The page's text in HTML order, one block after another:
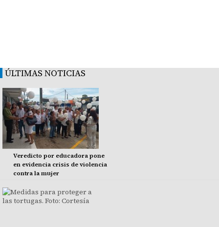
ÚLTIMAS NOTICIAS
Veredicto por educadora pone
en evidencia crisis de violencia
contra la mujer